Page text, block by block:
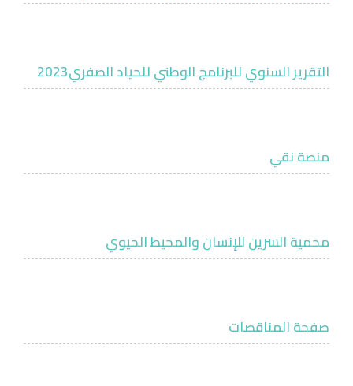
التقرير السنوي للبرنامج الوطني للحياد الصفري2023
منصة نقي
محمية السرين للإنسان والمحيط الحيوي
صفحة المناقصات